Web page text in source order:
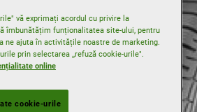
vă exprimați acordul cu privire la
îmbunătățim funționalitatea site-ului, pentru
ne ajuta în activitățile noastre de marketing.
prin selectarea ,,refuză cookie-urile".
online
cookie-urile